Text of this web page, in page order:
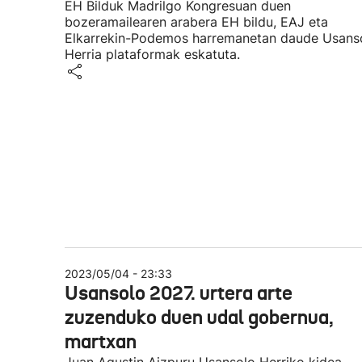
EH Bilduk Madrilgo Kongresuan duen
bozeramailearen arabera EH bildu, EAJ eta
Elkarrekin-Podemos harremanetan daude
Herria plataformak eskatuta.
2023/05/04 - 23:33
Usansolo 2027. urtera arte
zuzenduko duen udal gobernua,
martxan